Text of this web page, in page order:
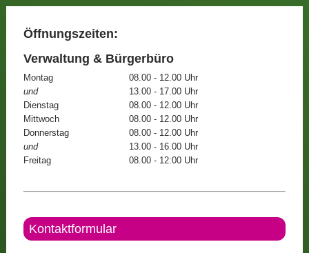
Öffnungszeiten:
Verwaltung & Bürgerbüro
Montag
08.00 - 12.00 Uhr
und
13.00 - 17.00 Uhr
Dienstag
08.00 - 12.00 Uhr
Mittwoch
08.00 - 12.00 Uhr
Donnerstag
08.00 - 12.00 Uhr
und
13.00 - 16.00 Uhr
Freitag
08.00 - 12:00 Uhr
Kontaktformular